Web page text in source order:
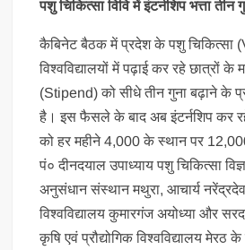
पशु चिकित्सा विवि में इंटर्नशिप भत्ता तीन
कैबिनेट बैठक में प्रदेश के पशु चिकित्सा
विश्वविद्यालयों में पढ़ाई कर रहे छात्रों के
(Stipend) को सीधे तीन गुना बढ़ाने के
है। इस फैसले के बाद अब इंटर्नशिप कर
को हर महीने 4,000 के स्थान पर
पं० दीनदयाल उपाध्याय पशु चिकित्सा
अनुसंधान संस्थान मथुरा, आचार्य नरेंद्रदेव
विश्वविद्यालय कुमारगंज अयोध्या और
कृषि एवं प्रौद्योगिक विश्वविद्यालय मेरठ